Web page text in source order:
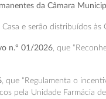
da Câmara
e serão distribuídos
n.º 01/2026, que
, que “Regulamenta o
pela Unidade Farmácia